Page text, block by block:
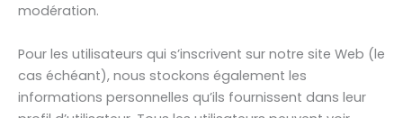
modération.
Pour les utilisateurs qui s’inscrivent sur notre site Web (le
cas échéant), nous stockons également les
informations personnelles qu’ils fournissent dans leur